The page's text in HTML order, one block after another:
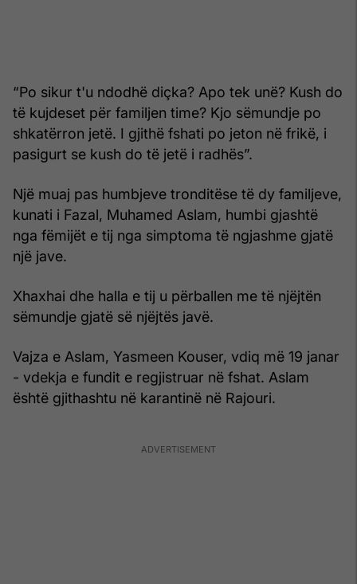
“Po sikur t'u ndodhë diçka? Apo tek unë? Kush do
të kujdeset për familjen time? Kjo sëmundje po
shkatërron jetë. I gjithë fshati po jeton në frikë, i
pasigurt se kush do të jetë i radhës”.
Një muaj pas humbjeve tronditëse të dy familjeve,
kunati i Fazal, Muhamed Aslam, humbi gjashtë
nga fëmijët e tij nga simptoma të ngjashme gjatë
një jave.
Xhaxhai dhe halla e tij u përballen me të njëjtën
sëmundje gjatë së njëjtës javë.
Vajza e Aslam, Yasmeen Kouser, vdiq më 19 janar
- vdekja e fundit e regjistruar në fshat. Aslam
është gjithashtu në karantinë në Rajouri.